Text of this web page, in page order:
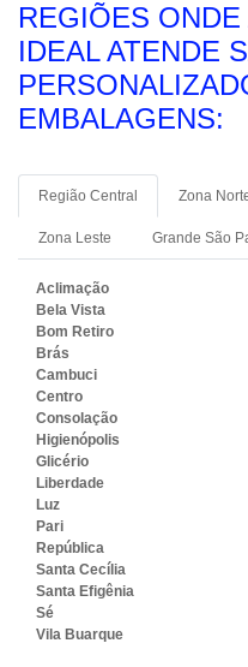
REGIÕES
IDEAL ATENDE
EMBALAGENS:
Região Central Zona
Zona Leste Grande São
Aclimação
Bela Vista
Bom Retiro
Brás
Cambuci
Centro
Consolação
Higienópolis
Glicério
Liberdade
Luz
Pari
República
Santa Cecília
Santa Efigênia
Sé
Vila Buarque